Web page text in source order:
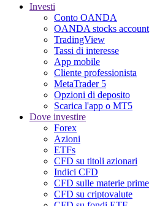
Investi
Conto OANDA
OANDA stocks account
TradingView
Tassi di interesse
App mobile
Cliente professionista
MetaTrader 5
Opzioni di deposito
Scarica l'app o MT5
Dove investire
Forex
Azioni
ETFs
CFD su titoli azionari
Indici CFD
CFD sulle materie prime
CFD su criptovalute